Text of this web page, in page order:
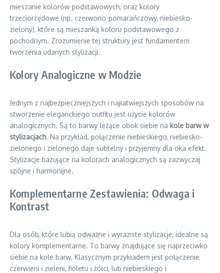
mieszanie kolorów podstawowych, oraz kolory
trzeciorzędowe (np. czerwono-pomarańczowy, niebiesko-
zielony), które są mieszanką koloru podstawowego z
pochodnym. Zrozumienie tej struktury jest fundamentem
tworzenia udanych stylizacji.
Kolory Analogiczne w Modzie
Jednym z najbezpieczniejszych i najłatwiejszych sposobów na
stworzenie eleganckiego outfitu jest użycie kolorów
analogicznych. Są to barwy leżące obok siebie na kole barw w
stylizacjach. Na przykład, połączenie niebieskiego, niebiesko-
zielonego i zielonego daje subtelny i przyjemny dla oka efekt.
Stylizacje bazujące na kolorach analogicznych są zazwyczaj
spójne i harmonijne.
Komplementarne Zestawienia: Odwaga i
Kontrast
Dla osób, które lubią odważne i wyraziste stylizacje, idealne są
kolory komplementarne. To barwy znajdujące się naprzeciwko
siebie na kole barw. Klasycznym przykładem jest połączenie
czerwieni i zieleni, fioletu i żółci, lub niebieskiego i